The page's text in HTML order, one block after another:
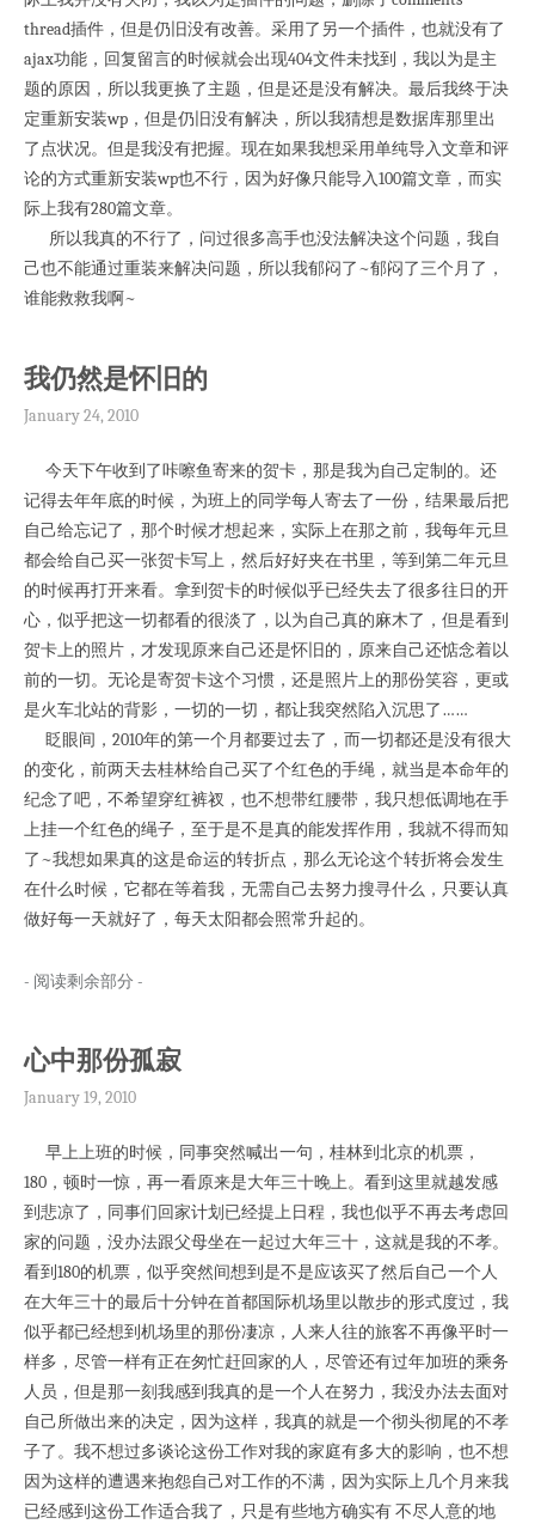
thread插件，但是仍旧没有改善。采用了另一个插件，也就没有了
ajax功能，回复留言的时候就会出现404文件未找到，我以为是主
题的原因，所以我更换了主题，但是还是没有解决。最后我终于决
定重新安装wp，但是仍旧没有解决，所以我猜想是数据库那里出
了点状况。但是我没有把握。现在如果我想采用单纯导入文章和评
论的方式重新安装wp也不行，因为好像只能导入100篇文章，而实
际上我有280篇文章。
所以我真的不行了，问过很多高手也没法解决这个问题，我自
己也不能通过重装来解决问题，所以我郁闷了~郁闷了三个月了，
谁能救救我啊~
我仍然是怀旧的
January 24, 2010
今天下午收到了咔嚓鱼寄来的贺卡，那是我为自己定制的。还
记得去年年底的时候，为班上的同学每人寄去了一份，结果最后把
自己给忘记了，那个时候才想起来，实际上在那之前，我每年元旦
都会给自己买一张贺卡写上，然后好好夹在书里，等到第二年元旦
的时候再打开来看。拿到贺卡的时候似乎已经失去了很多往日的开
心，似乎把这一切都看的很淡了，以为自己真的麻木了，但是看到
贺卡上的照片，才发现原来自己还是怀旧的，原来自己还惦念着以
前的一切。无论是寄贺卡这个习惯，还是照片上的那份笑容，更或
是火车北站的背影，一切的一切，都让我突然陷入沉思了……
眨眼间，2010年的第一个月都要过去了，而一切都还是没有很大
的变化，前两天去桂林给自己买了个红色的手绳，就当是本命年的
纪念了吧，不希望穿红裤衩，也不想带红腰带，我只想低调地在手
上挂一个红色的绳子，至于是不是真的能发挥作用，我就不得而知
了~我想如果真的这是命运的转折点，那么无论这个转折将会发生
在什么时候，它都在等着我，无需自己去努力搜寻什么，只要认真
做好每一天就好了，每天太阳都会照常升起的。
- 阅读剩余部分 -
心中那份孤寂
January 19, 2010
早上上班的时候，同事突然喊出一句，桂林到北京的机票，
180，顿时一惊，再一看原来是大年三十晚上。看到这里就越发感
到悲凉了，同事们回家计划已经提上日程，我也似乎不再去考虑回
家的问题，没办法跟父母坐在一起过大年三十，这就是我的不孝。
看到180的机票，似乎突然间想到是不是应该买了然后自己一个人
在大年三十的最后十分钟在首都国际机场里以散步的形式度过，我
似乎都已经想到机场里的那份凄凉，人来人往的旅客不再像平时一
样多，尽管一样有正在匆忙赶回家的人，尽管还有过年加班的乘务
人员，但是那一刻我感到我真的是一个人在努力，我没办法去面对
自己所做出来的决定，因为这样，我真的就是一个彻头彻尾的不孝
子了。我不想过多谈论这份工作对我的家庭有多大的影响，也不想
因为这样的遭遇来抱怨自己对工作的不满，因为实际上几个月来我
已经感到这份工作适合我了，只是有些地方确实有 不尽人意的地